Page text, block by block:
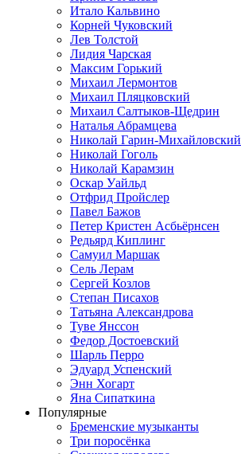
Итало Кальвино
Корней Чуковский
Лев Толстой
Лидия Чарская
Максим Горький
Михаил Лермонтов
Михаил Пляцковский
Михаил Салтыков-Щедрин
Наталья Абрамцева
Николай Гарин-Михайловский
Николай Гоголь
Николай Карамзин
Оскар Уайльд
Отфрид Пройслер
Павел Бажов
Петер Кристен Асбьёрнсен
Редьярд Киплинг
Самуил Маршак
Сель Лерам
Сергей Козлов
Степан Писахов
Татьяна Александрова
Туве Янссон
Федор Достоевский
Шарль Перро
Эдуард Успенский
Энн Хогарт
Яна Сипаткина
Популярные
Бременские музыканты
Три поросёнка